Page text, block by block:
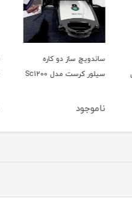
ساندویچ ساز دو کاره
سیلور کرست مدل Sc1200
ناموجود